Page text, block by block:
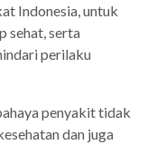
Indonesia, untuk
sehat, serta
perilaku
penyakit tidak
dan juga